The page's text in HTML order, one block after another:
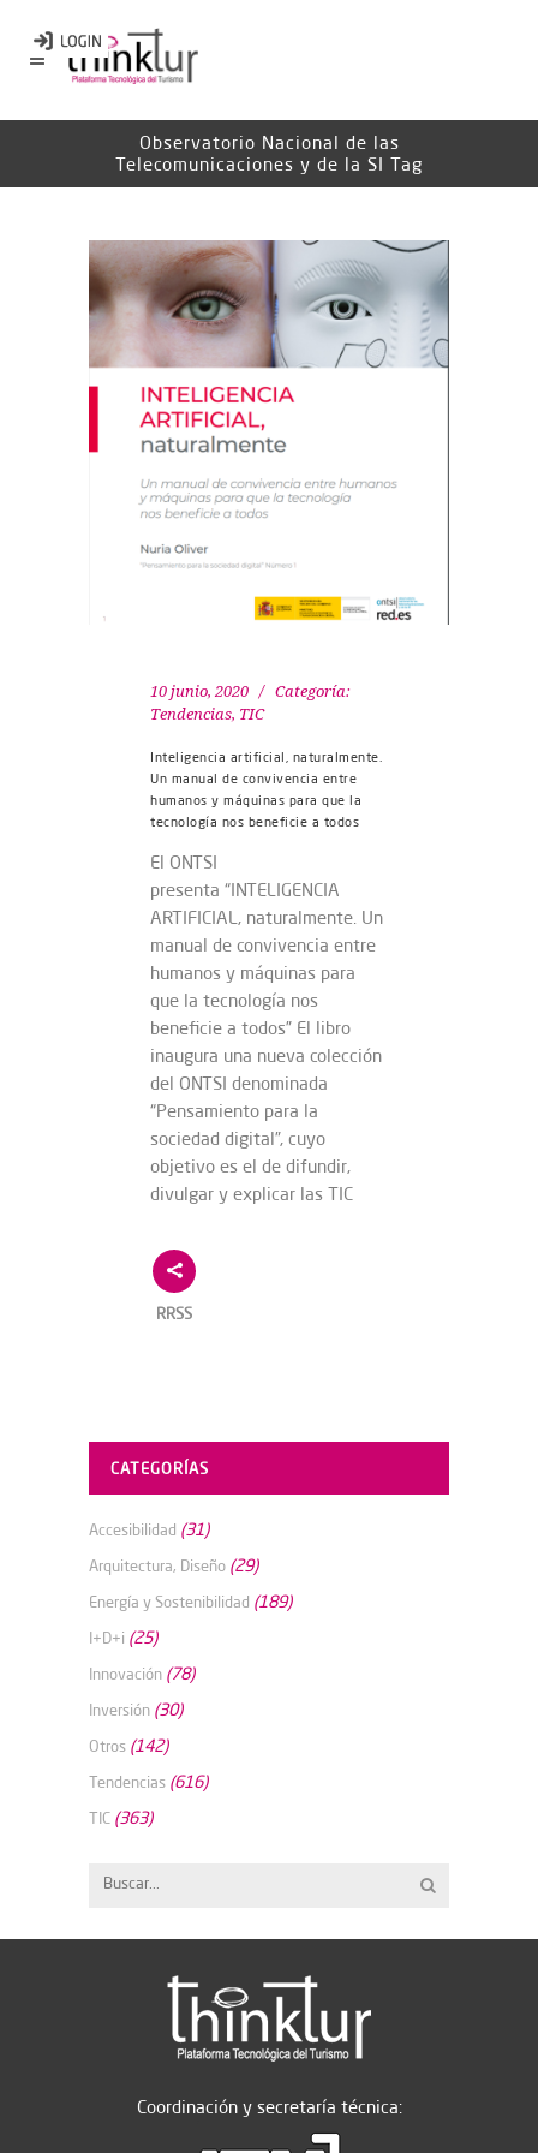
Observatorio Nacional de las
Telecomunicaciones y de la SI Tag
10 junio, 2020
Categoría:
Tendencias, TIC
Inteligencia artificial, naturalmente.
Un manual de convivencia entre
humanos y máquinas para que la
tecnología nos beneficie a todos
El ONTSI
presenta “INTELIGENCIA
ARTIFICIAL, naturalmente. Un
manual de convivencia entre
humanos y máquinas para
que la tecnología nos
beneficie a todos” El libro
inaugura una nueva colección
del ONTSI denominada
“Pensamiento para la
sociedad digital”, cuyo
objetivo es el de difundir,
divulgar y explicar las TIC
RRSS
CATEGORÍAS
Accesibilidad (31)
Arquitectura, Diseño (29)
Energía y Sostenibilidad (189)
I+D+i (25)
Innovación (78)
Inversión (30)
Otros (142)
Tendencias (616)
TIC (363)
Coordinación y secretaría técnica: